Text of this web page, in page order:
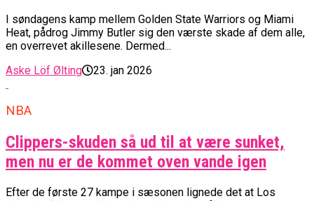
I søndagens kamp mellem Golden State Warriors og Miami
Heat, pådrog Jimmy Butler sig den værste skade af dem alle,
en overrevet akillesene. Dermed...
Aske Löf Ølting
23. jan 2026
NBA
Clippers-skuden så ud til at være sunket,
men nu er de kommet oven vande igen
Efter de første 27 kampe i sæsonen lignede det at Los